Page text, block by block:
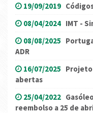
19/09/2019
08/04/2024 IMT -
08/08/2025
ADR
16/07/2025 Projeto
abertas
25/04/2022
reembolso a 25 de